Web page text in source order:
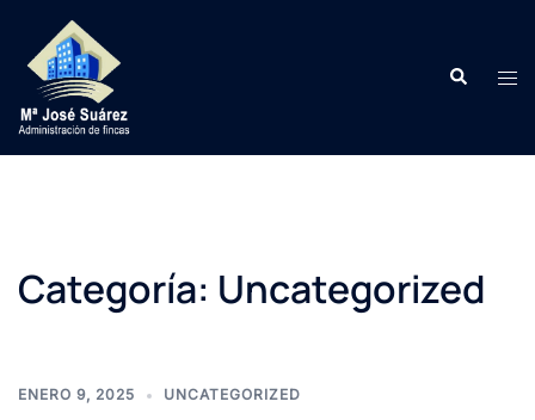
contenido
Buscar
Categoría: Uncategorized
ENERO 9, 2025 UNCATEGORIZED